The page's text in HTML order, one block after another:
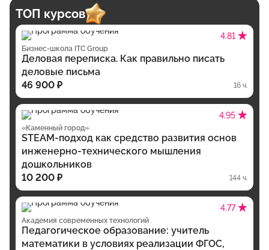
ТОП курсов
4.81
Бизнес-школа ITC Group
Деловая переписка. Как правильно писать
деловые письма
46 900 ₽
16 ч.
4.95
«Каменный город»
STEAM-подход как средство развития основ
инженерно-технического мышления
дошкольников
10 200 ₽
144 ч.
4.77
Академия современных технологий
Педагогическое образование: учитель
математики в условиях реализации ФГОС,